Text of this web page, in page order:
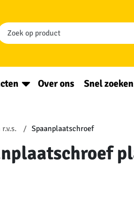
Over ons Snel zoeken
Spaanplaatschroef